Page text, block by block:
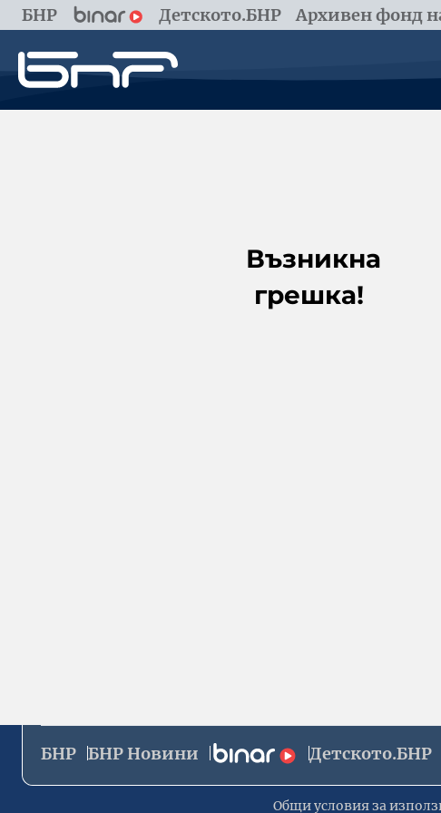
БНР Детското.БНР Архивен фонд
Възникна
грешка!
БНР БНР Новини Детското.БНР
Общи условия за